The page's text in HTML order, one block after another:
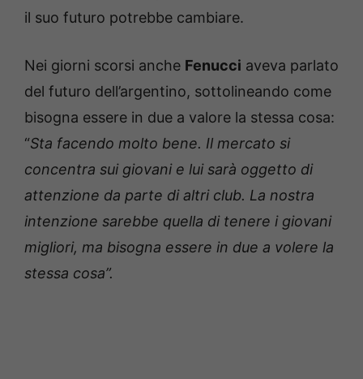
il suo futuro potrebbe cambiare.
Nei giorni scorsi anche Fenucci aveva parlato
del futuro dell’argentino, sottolineando come
bisogna essere in due a valore la stessa cosa:
“Sta facendo molto bene. Il mercato si
concentra sui giovani e lui sarà oggetto di
attenzione da parte di altri club. La nostra
intenzione sarebbe quella di tenere i giovani
migliori, ma bisogna essere in due a volere la
stessa cosa”.